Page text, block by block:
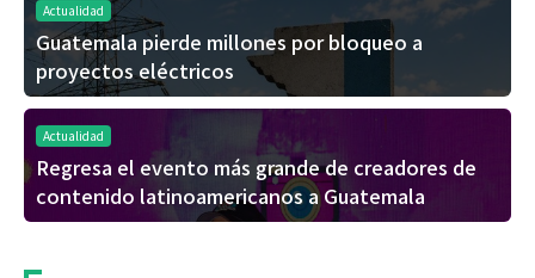
Actualidad
Guatemala pierde millones por bloqueo a
proyectos eléctricos
Actualidad
Regresa el evento más grande de creadores de
contenido latinoamericanos a Guatemala